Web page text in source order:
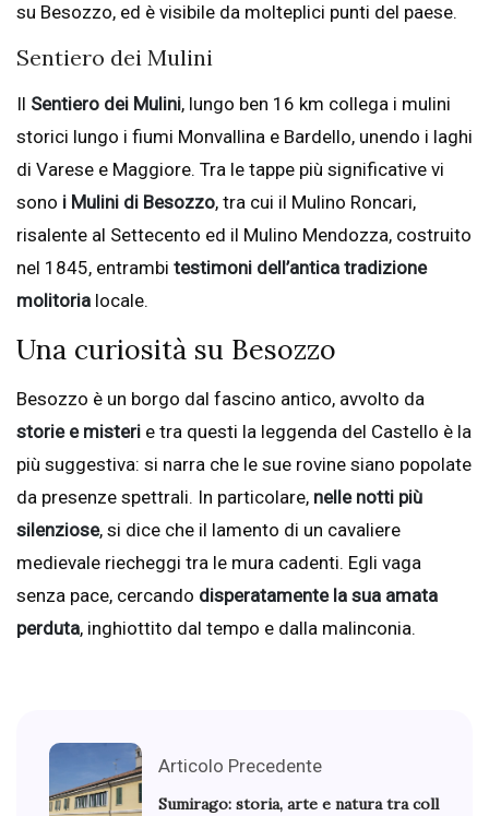
su Besozzo, ed è visibile da molteplici punti del paese.
Sentiero dei Mulini
Il Sentiero dei Mulini, lungo ben 16 km collega i mulini
storici lungo i fiumi Monvallina e Bardello, unendo i laghi
di Varese e Maggiore. Tra le tappe più significative vi
sono i Mulini di Besozzo, tra cui il Mulino Roncari,
risalente al Settecento ed il Mulino Mendozza, costruito
nel 1845, entrambi testimoni dell’antica tradizione
molitoria locale.
Una curiosità su Besozzo
Besozzo è un borgo dal fascino antico, avvolto da
storie e misteri e tra questi la leggenda del Castello è la
più suggestiva: si narra che le sue rovine siano popolate
da presenze spettrali. In particolare, nelle notti più
silenziose, si dice che il lamento di un cavaliere
medievale riecheggi tra le mura cadenti. Egli vaga
senza pace, cercando disperatamente la sua amata
perduta, inghiottito dal tempo e dalla malinconia.
Articolo Precedente
Sumirago: storia, arte e natura tra coll